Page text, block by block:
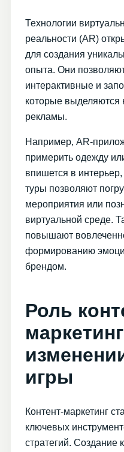
Технологии
реальности (AR)
для создания
опыта. Они
интерактивные и
которые выделяются
рекламы.
Например, AR-
примерить одежду
впишется в
туры позволяют
мероприятия или
виртуальной среде.
повышают
формированию
брендом.
Роль
игры
Контент-маркетинг
ключевых
стратегий. Создание